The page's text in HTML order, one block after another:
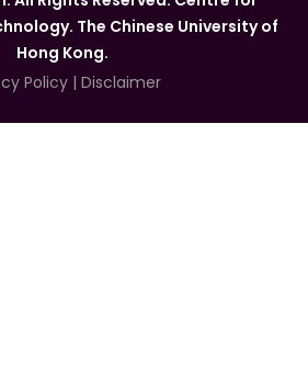
The Chinese University of
Hong Kong.
Policy| Disclaimer